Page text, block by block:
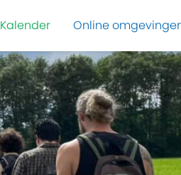
Kalender Online